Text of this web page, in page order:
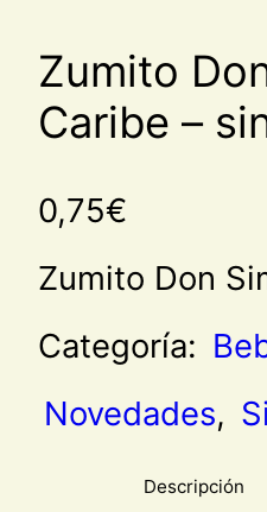
Zumito
Caribe –
0,75€
Zumito Don
Categoría:
Novedades,
Descripción